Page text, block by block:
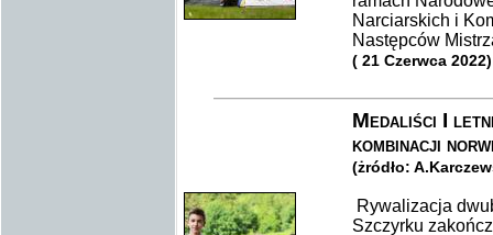
Narciarskich i
Następców
( 21 Czerwca 2022)
Medaliści I
kombinacji
(żródło:
Rywalizacja
Szczyrku